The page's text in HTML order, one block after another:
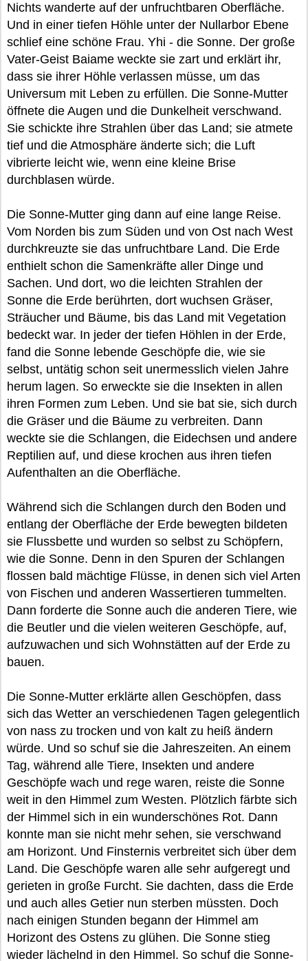
Nichts wanderte auf der unfruchtbaren Oberfläche.
Und in einer tiefen Höhle unter der Nullarbor Ebene
schlief eine schöne Frau. Yhi - die Sonne. Der große
Vater-Geist Baiame weckte sie zart und erklärt ihr,
dass sie ihrer Höhle verlassen müsse, um das
Universum mit Leben zu erfüllen. Die Sonne-Mutter
öffnete die Augen und die Dunkelheit verschwand.
Sie schickte ihre Strahlen über das Land; sie atmete
tief und die Atmosphäre änderte sich; die Luft
vibrierte leicht wie, wenn eine kleine Brise
durchblasen würde.
Die Sonne-Mutter ging dann auf eine lange Reise.
Vom Norden bis zum Süden und von Ost nach West
durchkreuzte sie das unfruchtbare Land. Die Erde
enthielt schon die Samenkräfte aller Dinge und
Sachen. Und dort, wo die leichten Strahlen der
Sonne die Erde berührten, dort wuchsen Gräser,
Sträucher und Bäume, bis das Land mit Vegetation
bedeckt war. In jeder der tiefen Höhlen in der Erde,
fand die Sonne lebende Geschöpfe die, wie sie
selbst, untätig schon seit unermesslich vielen Jahre
herum lagen. So erweckte sie die Insekten in allen
ihren Formen zum Leben. Und sie bat sie, sich durch
die Gräser und die Bäume zu verbreiten. Dann
weckte sie die Schlangen, die Eidechsen und andere
Reptilien auf, und diese krochen aus ihren tiefen
Aufenthalten an die Oberfläche.
Während sich die Schlangen durch den Boden und
entlang der Oberfläche der Erde bewegten bildeten
sie Flussbette und wurden so selbst zu Schöpfern,
wie die Sonne. Denn in den Spuren der Schlangen
flossen bald mächtige Flüsse, in denen sich viel Arten
von Fischen und anderen Wassertieren tummelten.
Dann forderte die Sonne auch die anderen Tiere, wie
die Beutler und die vielen weiteren Geschöpfe, auf,
aufzuwachen und sich Wohnstätten auf der Erde zu
bauen.
Die Sonne-Mutter erklärte allen Geschöpfen, dass
sich das Wetter an verschiedenen Tagen gelegentlich
von nass zu trocken und von kalt zu heiß ändern
würde. Und so schuf sie die Jahreszeiten. An einem
Tag, während alle Tiere, Insekten und andere
Geschöpfe wach und rege waren, reiste die Sonne
weit in den Himmel zum Westen. Plötzlich färbte sich
der Himmel sich in ein wunderschönes Rot. Dann
konnte man sie nicht mehr sehen, sie verschwand
am Horizont. Und Finsternis verbreitet sich über dem
Land. Die Geschöpfe waren alle sehr aufgeregt und
gerieten in große Furcht. Sie dachten, dass die Erde
und auch alles Getier nun sterben müssten. Doch
nach einigen Stunden begann der Himmel am
Horizont des Ostens zu glühen. Die Sonne stieg
wieder lächelnd in den Himmel. So schuf die Sonne-